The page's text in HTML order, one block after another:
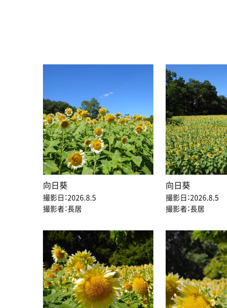
向日葵
撮影日：2026.8.5
撮影者：長居
向日葵
撮影日：2026.8.5
撮影者：長居